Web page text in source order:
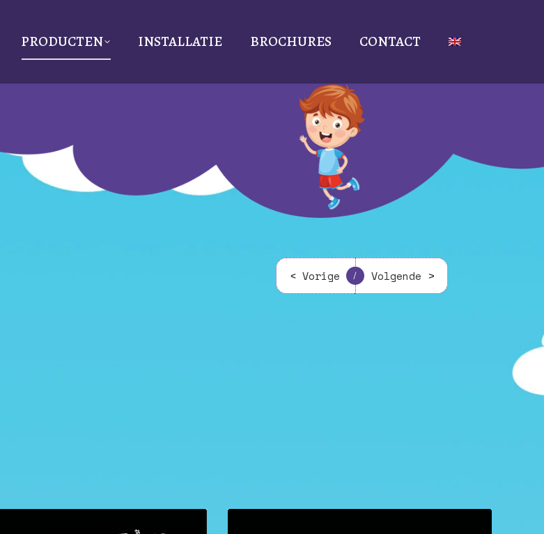
PRODUCTEN INSTALLATIE BROCHURES CONTACT
< Vorige / Volgende >